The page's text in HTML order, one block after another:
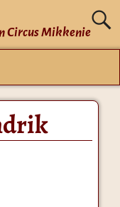
Circus Mikkenie